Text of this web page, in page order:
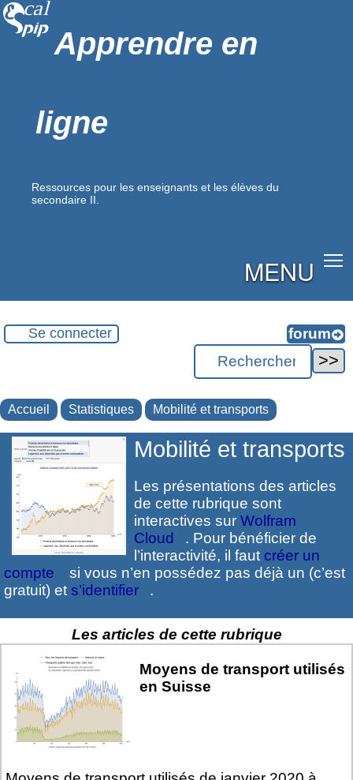
Apprendre en
ligne
Ressources pour les enseignants et les élèves du
secondaire II.
MENU
Se connecter
Accueil Statistiques Mobilité et transports
Mobilité et transports
Les présentations des articles
de cette rubrique sont
interactives sur Wolfram
Cloud
. Pour bénéficier de
l’interactivité, il faut créer un
compte
si vous n’en possédez pas déjà un (c’est
gratuit) et s’identifier .
Les articles de cette rubrique
Moyens de transport utilisés
en Suisse